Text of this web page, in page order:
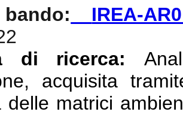
IREA-
di ricerca:
acquisita
delle matrici